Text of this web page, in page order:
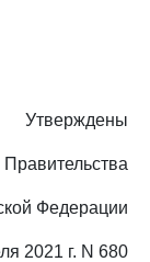
Утверждены
Федерации
2021 г. N 680